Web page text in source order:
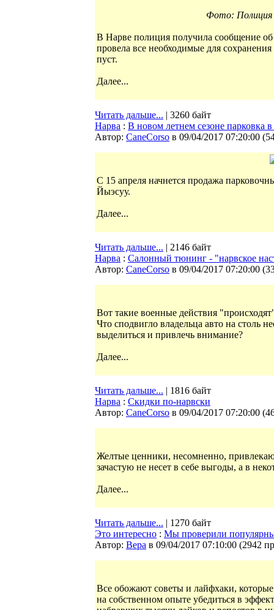
Фото: Полиция
В Нарве полиция получила сообщение
провела все необходимые для
пуст.
Далее...
Читать дальше... | 3260 байт
Нарва : В новом летнем сезоне парковка
Автор: CaneCorso в 09/04/2017 07:20:00 (
С 15 апреля начнется продажа
Йыэсуу.
Далее...
Читать дальше... | 2146 байт
Нарва : Салонный тюнинг - "нарвское
Автор: CaneCorso в 09/04/2017 07:20:00 (
Вот такие военные действия
Что сподвигло владельца авто на столь
выделиться и привлечь внимание?
Далее...
Читать дальше... | 1816 байт
Нарва : Скидки по-нарвски
Автор: CaneCorso в 09/04/2017 07:20:00 (
Желтые ценники, несомненно,
зачастую не несет в себе выгоды, а в
Далее...
Читать дальше... | 1270 байт
Это интересно : Мы проверили
Автор: Bepa в 09/04/2017 07:10:00 (2942
Все обожают советы и лайфхаки,
на собственном опыте убедиться в